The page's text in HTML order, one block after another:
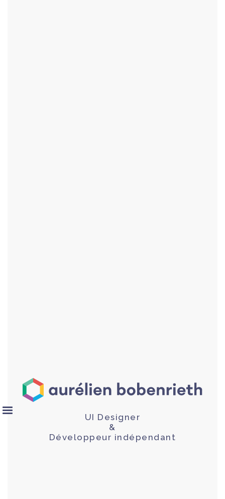
UI Designer
&
Développeur indépendant